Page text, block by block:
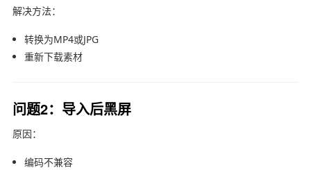
解决方法：
转换为MP4或JPG
重新下载素材
问题2：导入后黑屏
原因：
编码不兼容